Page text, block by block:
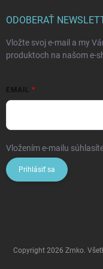
ODOBERAŤ
Vložte svoj e-mail a my
produktoch na našom e-
EMAIL
Vložením e-mailu
Prihlásiť sa
Copyright 2026 Zrnko.